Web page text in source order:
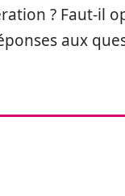
? Faut-il
aux